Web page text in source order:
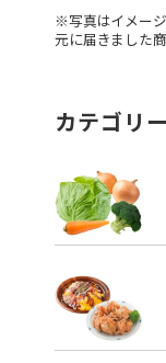
※写真はイメー
元に届きました
カテゴリ